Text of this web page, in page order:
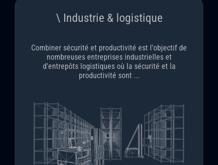
\ Industrie & logistique
Combiner sécurité et productivité est l'objectif de
nombreuses entreprises industrielles et
d'entrepôts logistiques où la sécurité et la
productivité sont ...